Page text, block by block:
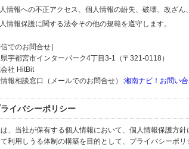
情報への不正アクセス、個人情報の紛失、破壊、改ざ
情報保護に関する法令その他の規範を遵守します。
信でのお問合せ］
宇都宮市インターパーク4丁目3-1（〒321-0118）
社 HitBit
報相談窓口（メールでのお問合せ）:湘南ナビ！お問い
イバシーポリシー
、当社が保有する個人情報において、個人情報保護方
利用しうる体制の構築を目的として、プライバシーポ